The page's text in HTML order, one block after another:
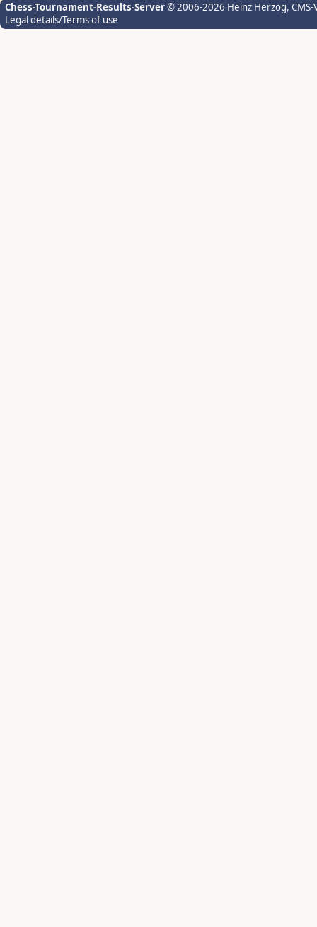
Chess-Tournament-Results-Server© 2006-2026 Heinz Herzog,
Legal details/Terms of use